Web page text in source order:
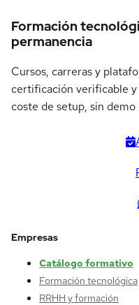
Formación
permanencia
Cursos, carreras y
certificación verificable
coste de setup, sin
Empresas
Catálogo formativo
Formación tecnológica
RRHH y formación